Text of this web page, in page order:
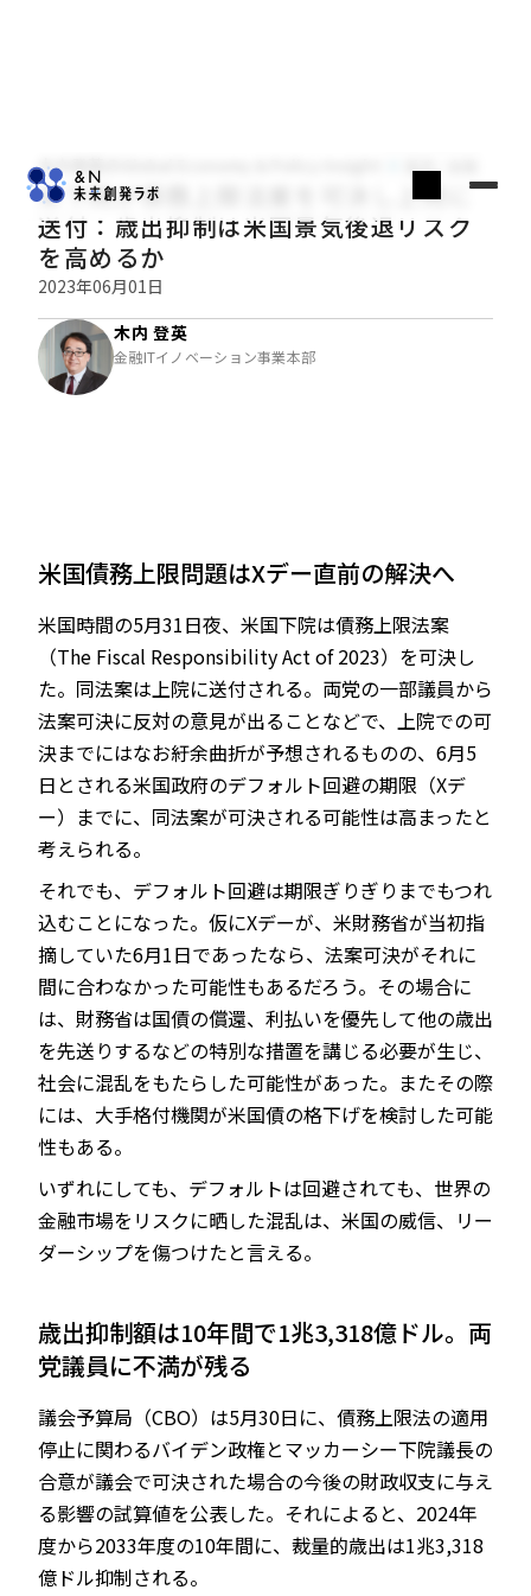
JP EN
木内登英のGlobal Economy & Policy Insight
米下院が債務上限法案を可決し上院に
送付：歳出抑制は米国景気後退リスク
を高めるか
2023年06月01日
木内 登英
金融ITイノベーション事業本部
米国債務上限問題はXデー直前の解決へ
米国時間の5月31日夜、米国下院は債務上限法案
（The Fiscal Responsibility Act of 2023）を可決し
た。同法案は上院に送付される。両党の一部議員から
法案可決に反対の意見が出ることなどで、上院での可
決までにはなお紆余曲折が予想されるものの、6月5
日とされる米国政府のデフォルト回避の期限（Xデ
ー）までに、同法案が可決される可能性は高まったと
考えられる。
それでも、デフォルト回避は期限ぎりぎりまでもつれ
込むことになった。仮にXデーが、米財務省が当初指
摘していた6月1日であったなら、法案可決がそれに
間に合わなかった可能性もあるだろう。その場合に
は、財務省は国債の償還、利払いを優先して他の歳出
を先送りするなどの特別な措置を講じる必要が生じ、
社会に混乱をもたらした可能性があった。またその際
には、大手格付機関が米国債の格下げを検討した可能
性もある。
いずれにしても、デフォルトは回避されても、世界の
金融市場をリスクに晒した混乱は、米国の威信、リー
ダーシップを傷つけたと言える。
歳出抑制額は10年間で1兆3,318億ドル。両
党議員に不満が残る
議会予算局（CBO）は5月30日に、債務上限法の適用
停止に関わるバイデン政権とマッカーシー下院議長の
合意が議会で可決された場合の今後の財政収支に与え
る影響の試算値を公表した。それによると、2024年
度から2033年度の10年間に、裁量的歳出は1兆3,318
億ドル抑制される。